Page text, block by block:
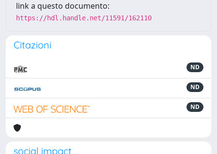
link a questo documento:
https://hdl.handle.net/11591/162110
Citazioni
ND
ND
ND
social impact